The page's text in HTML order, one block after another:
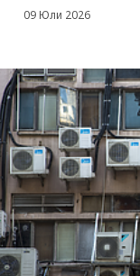
09 Юли 2026